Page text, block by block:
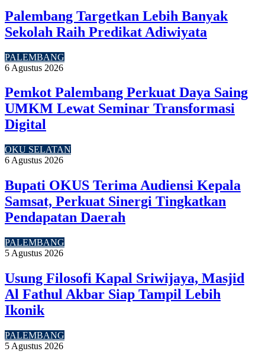
Palembang Targetkan Lebih Banyak
Sekolah Raih Predikat Adiwiyata
PALEMBANG
6 Agustus 2026
Pemkot Palembang Perkuat Daya Saing
UMKM Lewat Seminar Transformasi
Digital
OKU SELATAN
6 Agustus 2026
Bupati OKUS Terima Audiensi Kepala
Samsat, Perkuat Sinergi Tingkatkan
Pendapatan Daerah
PALEMBANG
5 Agustus 2026
Usung Filosofi Kapal Sriwijaya, Masjid
Al Fathul Akbar Siap Tampil Lebih
Ikonik
PALEMBANG
5 Agustus 2026